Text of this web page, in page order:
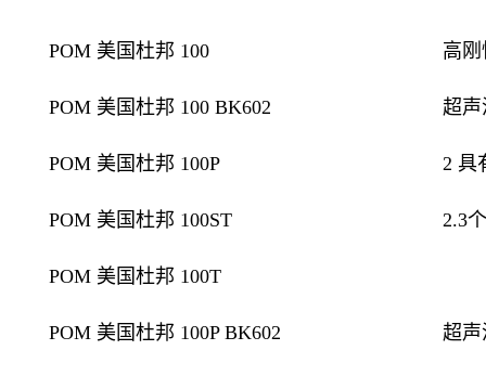
POM 美国杜邦 100 高刚
POM 美国杜邦 100 BK602 超
POM 美国杜邦 100P 2 具
POM 美国杜邦 100ST 2.3
POM 美国杜邦 100T
POM 美国杜邦 100P BK602 超